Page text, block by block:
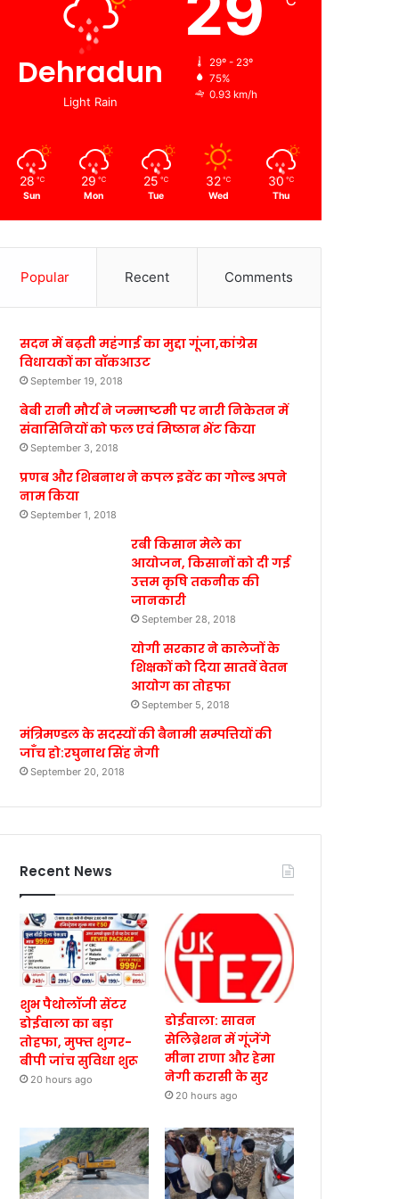
Dehradun
Light Rain
29º - 23º
75%
0.93 km/h
28 ℃
Sun
29 ℃
Mon
25 ℃
Tue
32 ℃
Wed
30 ℃
Thu
Popular Recent Comments
सदन में बढ़ती महंगाई का मुद्दा गूंजा,कांग्रेस
विधायकों का वॉकआउट
September 19, 2018
बेबी रानी मौर्य ने जन्माष्टमी पर नारी निकेतन में
संवासिनियों को फल एवं मिष्ठान भेंट किया
September 3, 2018
प्रणब और शिबनाथ ने कपल इवेंट का गोल्ड अपने
नाम किया
September 1, 2018
रबी किसान मेले का
आयोजन, किसानों को दी गई
उत्तम कृषि तकनीक की
जानकारी
September 28, 2018
योगी सरकार ने कालेजों के
शिक्षकों को दिया सातवें वेतन
आयोग का तोहफा
September 5, 2018
मंत्रिमण्डल के सदस्यों की बैनामी सम्पत्तियों की
जाँच हो:रघुनाथ सिंह नेगी
September 20, 2018
Recent News
शुभ पैथोलॉजी सेंटर
डोईवाला का बड़ा
तोहफा, मुफ्त शुगर-
बीपी जांच सुविधा शुरू
20 hours ago
डोईवाला: सावन
सेलिब्रेशन में गूंजेंगे
मीना राणा और हेमा
नेगी करासी के सुर
20 hours ago